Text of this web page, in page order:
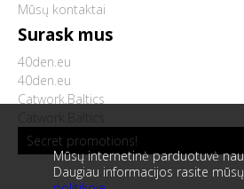
Mūsų internetinė parduotuvė
Daugiau informacijos rasite mūsų
Mūsų kontaktai
Surask mus
40den.eu
40den.eu
Catwork.Baltics
Secret promotions!